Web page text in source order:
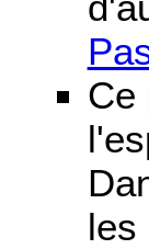
Ce
les